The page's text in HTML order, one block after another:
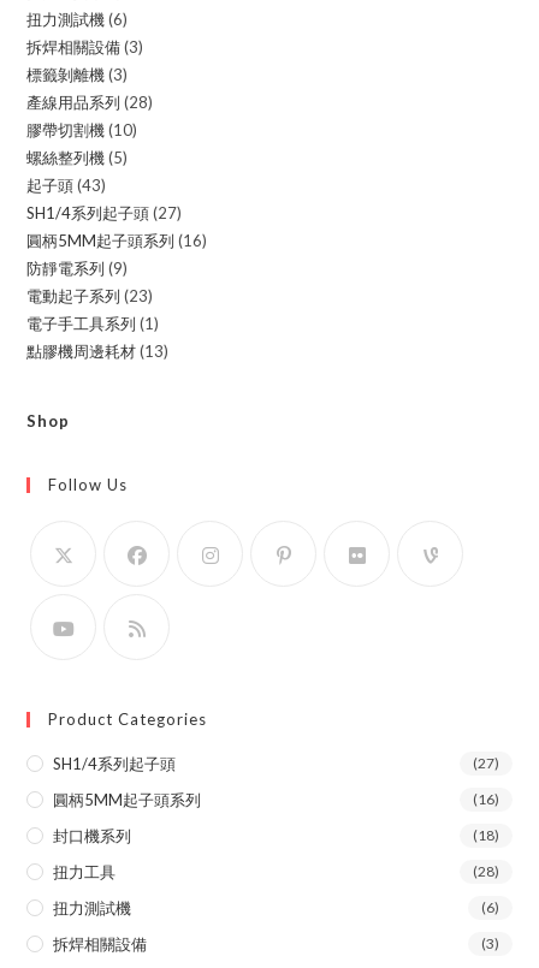
products
扭力測試機 66
products
拆焊相關設備 33
標籤剝離機 33
products
產線用品系列 2828
膠帶切割機 1010
螺絲整列機 55
起子頭 4343
products
SH1/4系列起子頭 2727
products
圓柄5MM起子頭系列 1616
防靜電系列 99
products
電動起子系列 2323
products
電子手工具系列 11
product
點膠機周邊耗材 1313
Shop
Follow Us
Product Categories
SH1/4系列起子頭 (27)
圓柄5MM起子頭系列 (16)
封口機系列 (18)
扭力工具 (28)
扭力測試機 (6)
拆焊相關設備 (3)